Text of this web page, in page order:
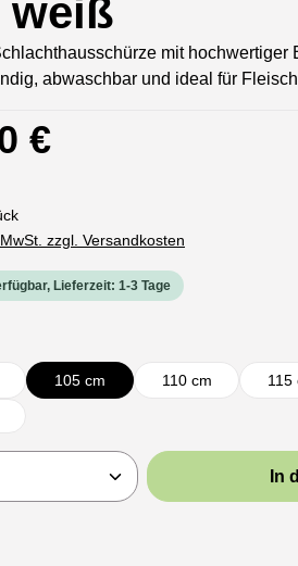
weiß
mit hochwertiger
abwaschbar und ideal für
€
zzgl. Versandkosten
Lieferzeit: 1-3 Tage
105 cm 110 cm 115
Anzahl: Gib den In